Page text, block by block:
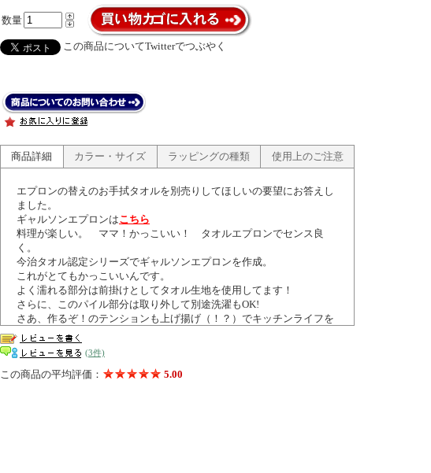
数量
この商品についてTwitterでつぶやく
商品詳細 カラー・サイズ ラッピングの種類 使用上のご注意
エプロンの替えのお手拭タオルを別売りしてほしいの要望にお答えし
ました。
ギャルソンエプロンはこちら
料理が楽しい。 ママ！かっこいい！ タオルエプロンでセンス良
く。
今治タオル認定シリーズでギャルソンエプロンを作成。
これがとてもかっこいいんです。
よく濡れる部分は前掛けとしてタオル生地を使用してます！
さらに、このパイル部分は取り外して別途洗濯もOK!
さあ、作るぞ！のテンションも上げ揚げ（！？）でキッチンライフを
楽しんでほしいです。
言葉にならないニーズに応え続けるまかせたろの今治タオルシリー
ズ。
今治認定タオルには５秒ルールがあり、吸収性が高い商品にしか認定
(3件)
この商品の平均評価： 5.00